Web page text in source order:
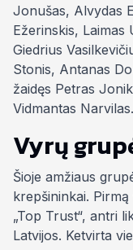
Jonušas, Alvydas
Ežerinskis, Laimas
Giedrius
Stonis, Antanas
žaidęs Petras
Vidmantas Narvilas.
Vyrų
Šioje amžiaus
krepšininkai.
„Top Trust“, antri
Latvijos. Ketvirta